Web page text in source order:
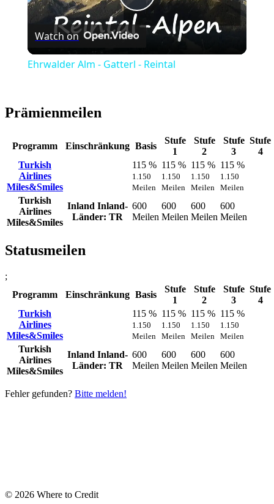
Play
Video
Watch on
Ehrwalder Alm - Gatterl - Reintal
Prämienmeilen
Programm Einschränkung Basis
Stufe
1
Stufe
2
Stufe
3
Stufe
4
Turkish
Airlines
Miles&Smiles
115 %
1.150
Meilen
115 %
1.150
Meilen
115 %
1.150
Meilen
115 %
1.150
Meilen
Turkish
Airlines
Miles&Smiles
Inland Inland-
Länder: TR
600
Meilen
600
Meilen
600
Meilen
600
Meilen
Statusmeilen
;
Programm
Einschränkung Basis
Stufe
1
Stufe
2
Stufe
3
Stufe
4
Turkish
Airlines
Miles&Smiles
115 %
1.150
Meilen
115 %
1.150
Meilen
115 %
1.150
Meilen
115 %
1.150
Meilen
Turkish
Airlines
Miles&Smiles
Inland Inland-
Länder: TR
600
Meilen
600
Meilen
600
Meilen
600
Meilen
Fehler gefunden? Bitte melden!
© 2026 Where to Credit